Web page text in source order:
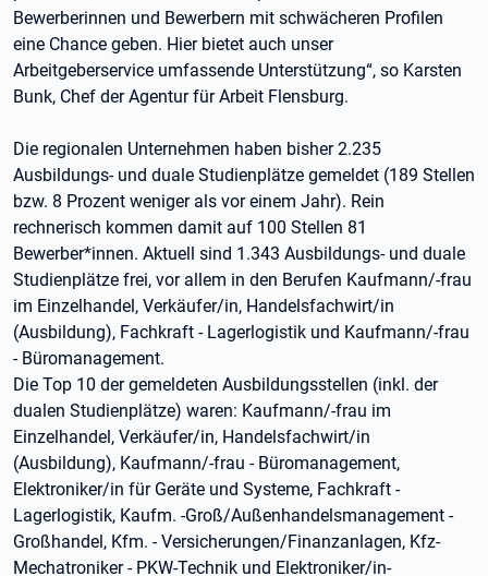
Bewerberinnen und Bewerbern mit schwächeren Profilen
eine Chance geben. Hier bietet auch unser
Arbeitgeberservice umfassende Unterstützung“, so Karsten
Bunk, Chef der Agentur für Arbeit Flensburg.
Die regionalen Unternehmen haben bisher 2.235
Ausbildungs- und duale Studienplätze gemeldet (189 Stellen
bzw. 8 Prozent weniger als vor einem Jahr). Rein
rechnerisch kommen damit auf 100 Stellen 81
Bewerber*innen. Aktuell sind 1.343 Ausbildungs- und duale
Studienplätze frei, vor allem in den Berufen Kaufmann/-frau
im Einzelhandel, Verkäufer/in, Handelsfachwirt/in
(Ausbildung), Fachkraft - Lagerlogistik und Kaufmann/-frau
- Büromanagement.
Die Top 10 der gemeldeten Ausbildungsstellen (inkl. der
dualen Studienplätze) waren: Kaufmann/-frau im
Einzelhandel, Verkäufer/in, Handelsfachwirt/in
(Ausbildung), Kaufmann/-frau - Büromanagement,
Elektroniker/in für Geräte und Systeme, Fachkraft -
Lagerlogistik, Kaufm. -Groß/Außenhandelsmanagement -
Großhandel, Kfm. - Versicherungen/Finanzanlagen, Kfz-
Mechatroniker - PKW-Technik und Elektroniker/in-